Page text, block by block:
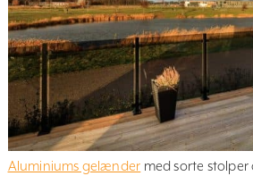
Aluminiums gelænder med sorte